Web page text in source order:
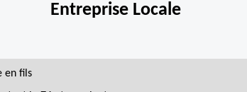
Entreprise Locale
en fils